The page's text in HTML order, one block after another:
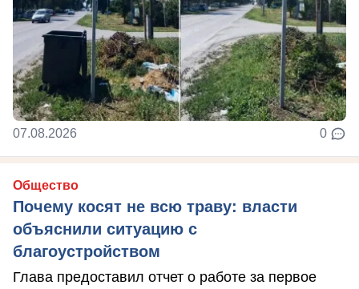
07.08.2026 0
Общество
Почему косят не всю траву: власти
объяснили ситуацию с
благоустройством
Глава предоставил отчет о работе за первое